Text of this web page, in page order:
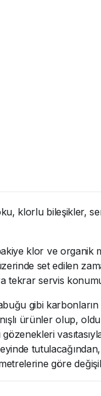
klorlu bileşikler,
klor ve
set edilen
tekrar servis
gibi
ürünler olup,
göre